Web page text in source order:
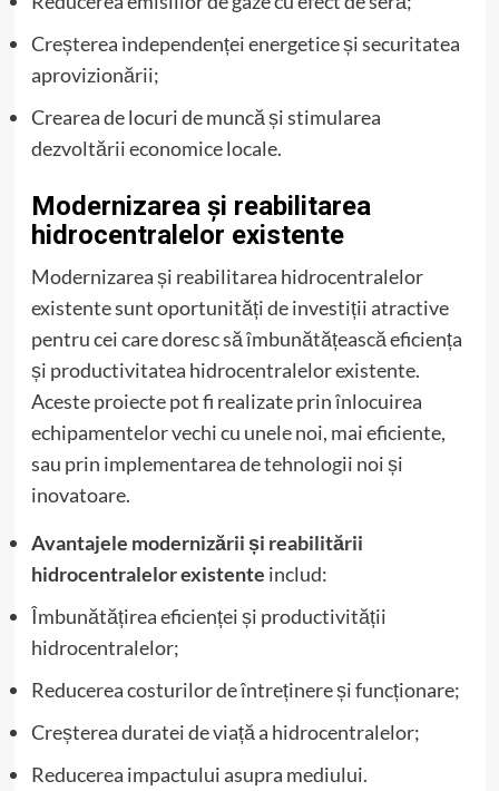
Creșterea independenței energetice și securitatea
aprovizionării;
Crearea de locuri de muncă și stimularea
dezvoltării economice locale.
Modernizarea și reabilitarea
hidrocentralelor existente
Modernizarea și reabilitarea hidrocentralelor
existente sunt oportunități de investiții atractive
pentru cei care doresc să îmbunătățească eficiența
și productivitatea hidrocentralelor existente.
Aceste proiecte pot fi realizate prin înlocuirea
echipamentelor vechi cu unele noi, mai eficiente,
sau prin implementarea de tehnologii noi și
inovatoare.
Avantajele modernizării și reabilitării
hidrocentralelor existente includ:
Îmbunătățirea eficienței și productivității
hidrocentralelor;
Reducerea costurilor de întreținere și funcționare;
Creșterea duratei de viață a hidrocentralelor;
Reducerea impactului asupra mediului.